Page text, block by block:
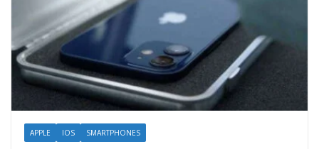
APPLE IOS SMARTPHONES